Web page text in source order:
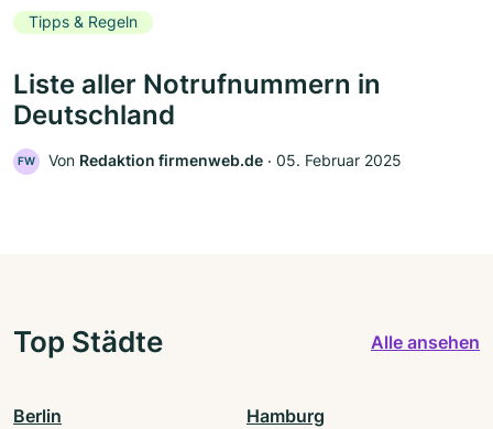
Tipps & Regeln
Liste aller Notrufnummern in
Deutschland
FW Von Redaktion firmenweb.de ‧ 05. Februar 2025
Top Städte Alle ansehen
Berlin Hamburg